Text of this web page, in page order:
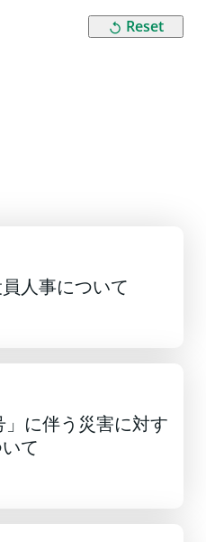
Reset
人事について
」に伴う災害に対す
て